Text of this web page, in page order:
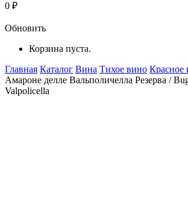
0 ₽
Обновить
Корзина пуста.
Главная Каталог Вина Тихое вино Красное
Амароне делле Вальполичелла Резерва /
Valpolicella